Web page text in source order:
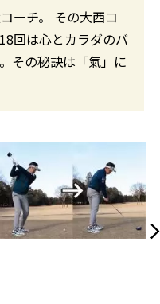
ーチ。 その大西コ
回は心とカラダのバ
その秘訣は「氣」に